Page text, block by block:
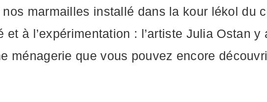
nos marmailles installé dans la kour lékol du
à l’expérimentation : l’artiste Julia Ostan
ménagerie que vous pouvez encore